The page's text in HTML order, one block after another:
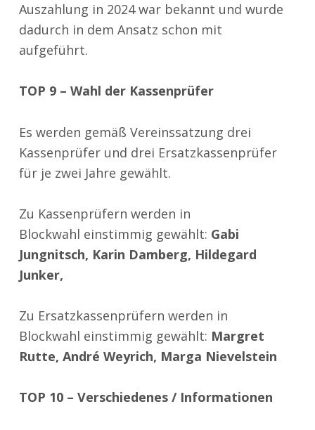
Auszahlung in 2024 war bekannt und wurde
dadurch in dem Ansatz schon mit
aufgeführt.
TOP 9 – Wahl der Kassenprüfer
Es werden gemäß Vereinssatzung drei
Kassenprüfer und drei Ersatzkassenprüfer
für je zwei Jahre gewählt.
Zu Kassenprüfern werden in
Blockwahl einstimmig gewählt: Gabi
Jungnitsch, Karin Damberg, Hildegard
Junker,
Zu Ersatzkassenprüfern werden in
Blockwahl einstimmig gewählt: Margret
Rutte, André Weyrich, Marga Nievelstein
TOP 10 – Verschiedenes / Informationen